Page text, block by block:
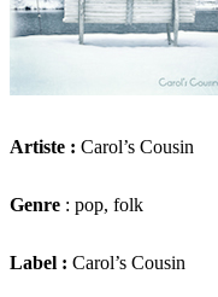
Artiste : Carol’s Cousin
Genre : pop, folk
Label : Carol’s Cousin